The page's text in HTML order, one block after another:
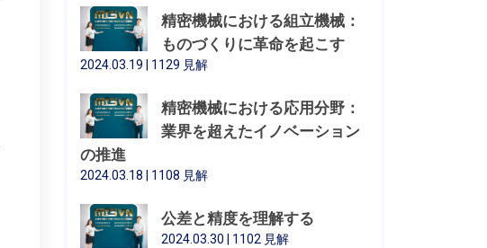
精密機械における組立機械：
ものづくりに革命を起こす
2024.03.19 | 1129 見解
精密機械における応用分野：
業界を超えたイノベーション
の推進
2024.03.18 | 1108 見解
公差と精度を理解する
2024.03.30 | 1102 見解